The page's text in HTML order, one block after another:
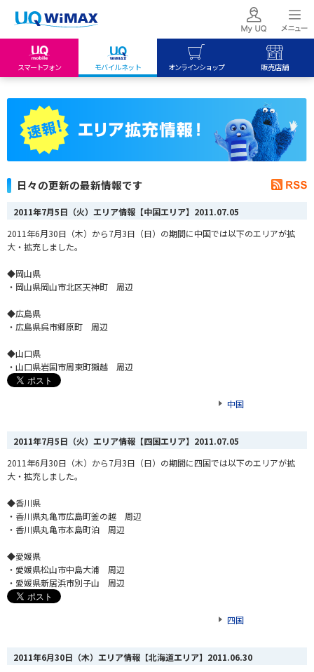
スマートフォン モバイルネット オンラインショップ 販売店舗
My UQ mobile
UQ mobile
UQ WiMAX
UQ WiMAX
日々の更新の最新情報です
2011年7月5日（火）エリア情報【中国エリア】 2011.07.05
2011年6月30日（木）から7月3日（日）の期間に中国では以下のエリアが拡
大・拡充しました。
◆岡山県
・岡山県岡山市北区天神町 周辺
◆広島県
・広島県呉市郷原町 周辺
◆山口県
・山口県岩国市周東町獺越 周辺
中国
2011年7月5日（火）エリア情報【四国エリア】 2011.07.05
2011年6月30日（木）から7月3日（日）の期間に四国では以下のエリアが拡
大・拡充しました。
◆香川県
・香川県丸亀市広島町釜の越 周辺
・香川県丸亀市本島町泊 周辺
◆愛媛県
・愛媛県松山市中島大浦 周辺
・愛媛県新居浜市別子山 周辺
四国
2011年6月30日（木）エリア情報【北海道エリア】 2011.06.30